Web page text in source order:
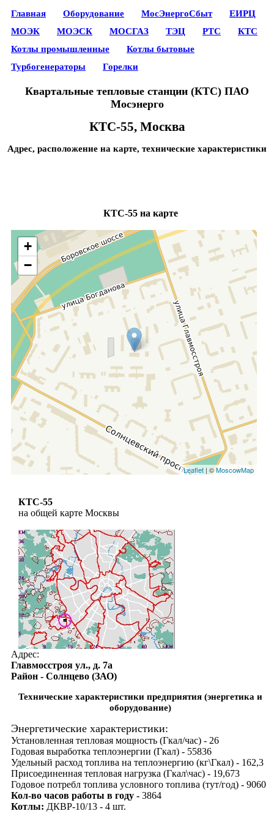
Главная Оборудование МосЭнергоСбыт
ЕИРЦ
МОЭК
МОЭСК МОСГАЗ ТЭЦ РТС
КТС
Котлы промышленные
Котлы бытовые
Турбогенераторы
Горелки
Квартальные тепловые станции (КТС) ПАО
Мосэнерго
КТС-55, Москва
Адрес, расположение на карте, технические характеристики
КТС-55 на карте
+
−
Leaflet | ©MoscowMap
КТС-55
на общей карте Москвы
Адрес:
Главмосстроя ул., д. 7а
Район - Солнцево (ЗАО)
Технические характеристики предприятия (энергетика и
оборудование)
Энергетические характеристики:
Установленная тепловая мощность (Гкал/час) - 26
Годовая выработка теплоэнергии (Гкал) - 55836
Удельный расход топлива на теплоэнергию (кг\Гкал) - 162,3
Присоединенная тепловая нагрузка (Гкал\час) - 19,673
Годовое потребл топлива условного топлива (тут/год) - 9060
Кол-во часов работы в году - 3864
Котлы: ДКВР-10/13 - 4 шт.